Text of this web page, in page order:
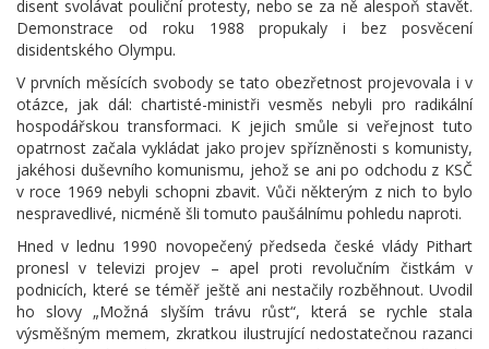
disent svolávat pouliční protesty, nebo se za ně alespoň stavět.
Demonstrace od roku 1988 propukaly i bez posvěcení
disidentského Olympu.
V prvních měsících svobody se tato obezřetnost projevovala i v
otázce, jak dál: chartisté-ministři vesměs nebyli pro radikální
hospodářskou transformaci. K jejich smůle si veřejnost tuto
opatrnost začala vykládat jako projev spřízněnosti s komunisty,
jakéhosi duševního komunismu, jehož se ani po odchodu z KSČ
v roce 1969 nebyli schopni zbavit. Vůči některým z nich to bylo
nespravedlivé, nicméně šli tomuto paušálnímu pohledu naproti.
Hned v lednu 1990 novopečený předseda české vlády Pithart
pronesl v televizi projev – apel proti revolučním čistkám v
podnicích, které se téměř ještě ani nestačily rozběhnout. Uvodil
ho slovy „Možná slyším trávu růst“, která se rychle stala
výsměšným memem, zkratkou ilustrující nedostatečnou razanci